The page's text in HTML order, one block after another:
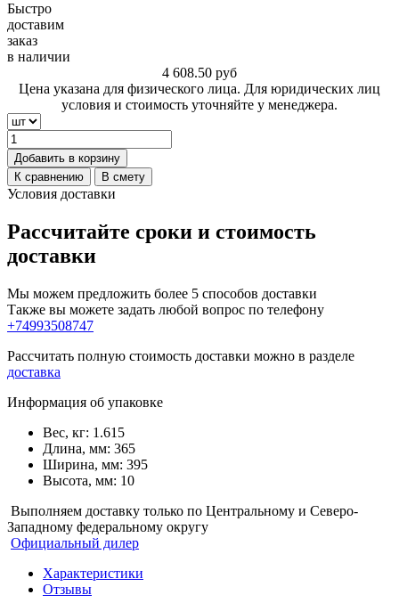
Быстро
доставим
заказ
в наличии
4 608.50 руб
Цена указана для физического лица. Для юридических лиц
условия и стоимость уточняйте у менеджера.
Добавить в корзину
К сравнению
В смету
Условия доставки
Рассчитайте сроки и стоимость
доставки
Мы можем предложить более 5 способов доставки
Также вы можете задать любой вопрос по телефону
+74993508747
Рассчитать полную стоимость доставки можно в разделе
доставка
Информация об упаковке
Вес, кг: 1.615
Длина, мм: 365
Ширина, мм: 395
Высота, мм: 10
Выполняем доставку только по Центральному и Северо-
Западному федеральному округу
Официальный дилер
Характеристики
Отзывы